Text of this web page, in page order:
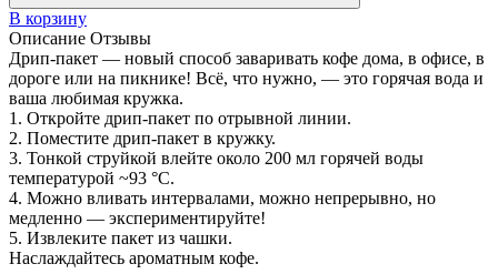
В корзину
Описание Отзывы
Дрип-пакет — новый способ заваривать кофе дома, в офисе, в
дороге или на пикнике! Всё, что нужно, — это горячая вода и
ваша любимая кружка.
1. Откройте дрип-пакет по отрывной линии.
2. Поместите дрип-пакет в кружку.
3. Тонкой струйкой влейте около 200 мл горячей воды
температурой ~93 °C.
4. Можно вливать интервалами, можно непрерывно, но
медленно — экспериментируйте!
5. Извлеките пакет из чашки.
Наслаждайтесь ароматным кофе.